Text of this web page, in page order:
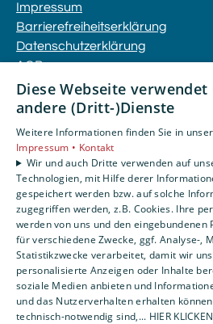
Impressum
Barrierefreiheitserklärung
Datenschutzerklärung
AGB
Unsere Bereiche
Gewerbekunden
Karriere
Unternehmen
Kontakt
Diese Webseite verwendet
andere (Dritt-)Dienste
Weitere Informationen finden Sie in
Impressum • Kontakt
Wir und auch Dritte verwenden auf
Technologien, mit Hilfe derer
gespeichert werden bzw. auf solche
zugegriffen werden, z.B. Cookies. Ihre
werden von uns und den
für verschiedene Zwecke, ggf. Analyse-,
Statistikzwecke verarbeitet, damit wir
personalisierte Anzeigen oder Inhalte
soziale Medien anbieten und
und das Nutzerverhalten erhalten
technisch-notwendig sind,... HIER KLICKEN